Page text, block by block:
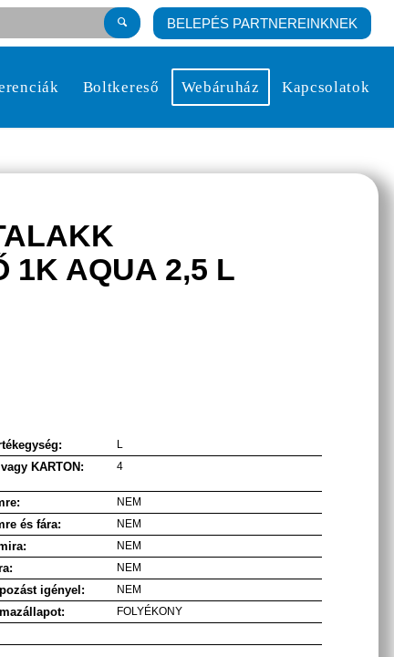
BELEPÉS PARTNEREINKNEK
Boltkereső Webáruház Kapcsolatok
1K AQUA 2,5 L
L
vagy KARTON: 4
NEM
és fára: NEM
NEM
NEM
igényel: NEM
FOLYÉKONY